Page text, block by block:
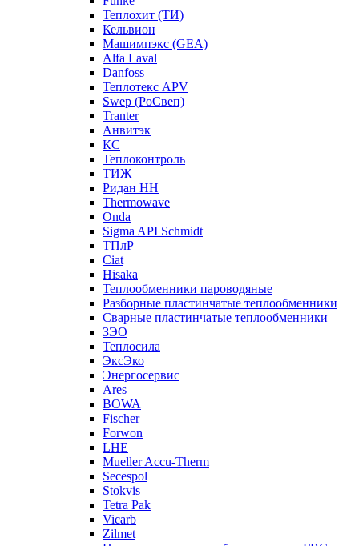
Теплохит (ТИ)
Кельвион
Машимпэкс (GEA)
Alfa Laval
Danfoss
Теплотекс APV
Swep (РоСвеп)
Tranter
Анвитэк
КС
Теплоконтроль
ТИЖ
Ридан НН
Thermowave
Onda
Sigma API Schmidt
ТПлР
Ciat
Hisaka
Теплообменники пароводяные
Разборные пластинчатые теплообменники
Сварные пластинчатые теплообменники
ЗЭО
Теплосила
ЭксЭко
Энергосервис
Ares
BOWA
Fischer
Forwon
LHE
Mueller Accu-Therm
Secespol
Stokvis
Tetra Pak
Vicarb
Zilmet